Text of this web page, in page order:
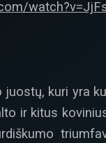
juostų, kuri yra
ir kitus